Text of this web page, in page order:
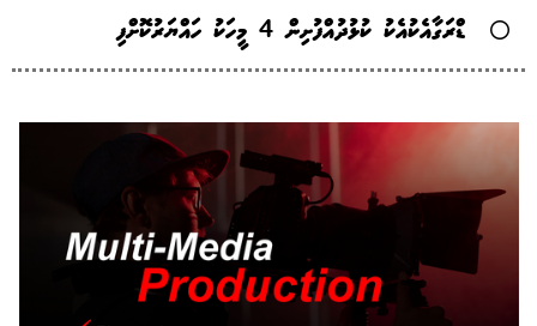
ޑްރަގާއެކުއެކު ކުޅުދުއްފުށިން 4 މީހަކު ހައްޔަރުކޮށްފި